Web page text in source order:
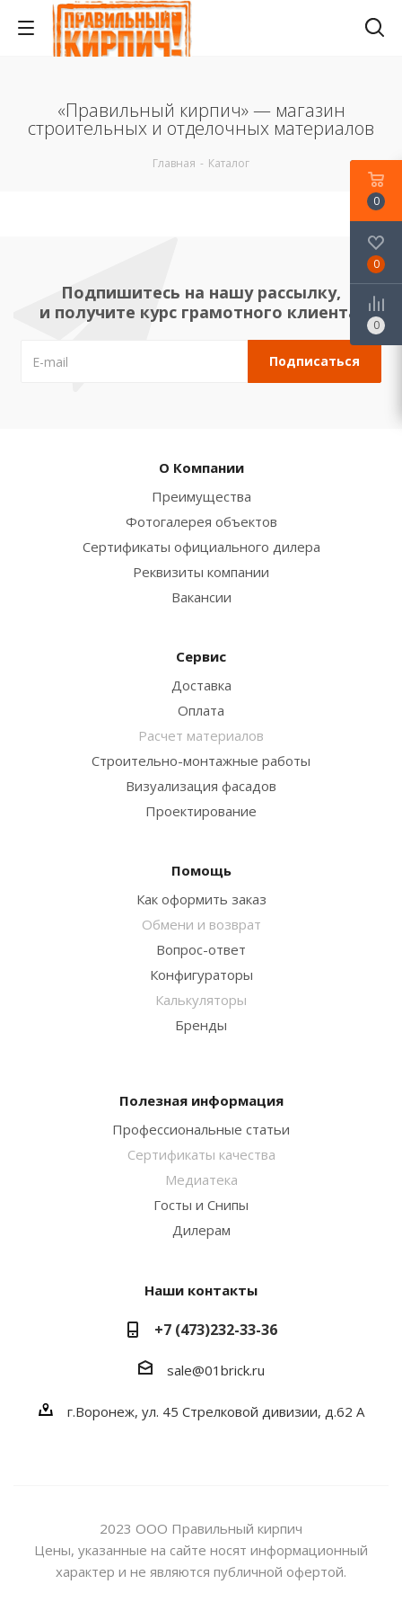
«Правильный кирпич» — магазин
строительных и отделочных материалов
Главная - Каталог
Подпишитесь на нашу рассылку,
и получите курс грамотного клиента!
О Компании
Преимущества
Фотогалерея объектов
Сертификаты официального дилера
Реквизиты компании
Вакансии
Сервис
Доставка
Оплата
Расчет материалов
Строительно-монтажные работы
Визуализация фасадов
Проектирование
Помощь
Как оформить заказ
Обмени и возврат
Вопрос-ответ
Конфигураторы
Калькуляторы
Бренды
Полезная информация
Профессиональные статьи
Сертификаты качества
Медиатека
Госты и Снипы
Дилерам
Наши контакты
+7 (473)232-33-36
sale@01brick.ru
г.Воронеж, ул. 45 Стрелковой дивизии, д.62 А
2023 ООО Правильный кирпич
Цены, указанные на сайте носят информационный
характер и не являются публичной офертой.
0
0
0